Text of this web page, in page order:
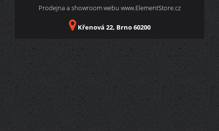
Prodejna a showroom webu www.ElementStore.cz
Křenová 22, Brno 60200